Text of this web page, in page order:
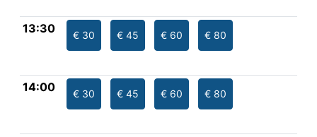
13:30 € 30 € 45 € 60 € 80
14:00 € 30 € 45 € 60 € 80